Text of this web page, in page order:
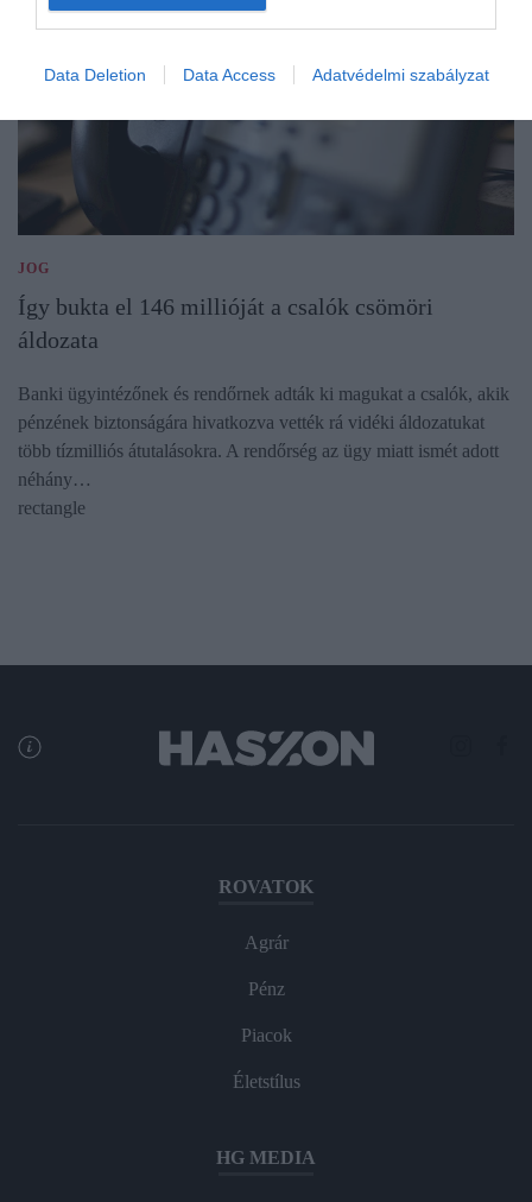
Data Deletion Data Access Adatvédelmi szabályzat
JOG
Így bukta el 146 millióját a csalók csömöri
áldozata
Banki ügyintézőnek és rendőrnek adták ki magukat a csalók, akik
pénzének biztonságára hivatkozva vették rá vidéki áldozatukat
több tízmilliós átutalásokra. A rendőrség az ügy miatt ismét adott
néhány…
rectangle
ROVATOK
Agrár
Pénz
Piacok
Életstílus
HG MEDIA